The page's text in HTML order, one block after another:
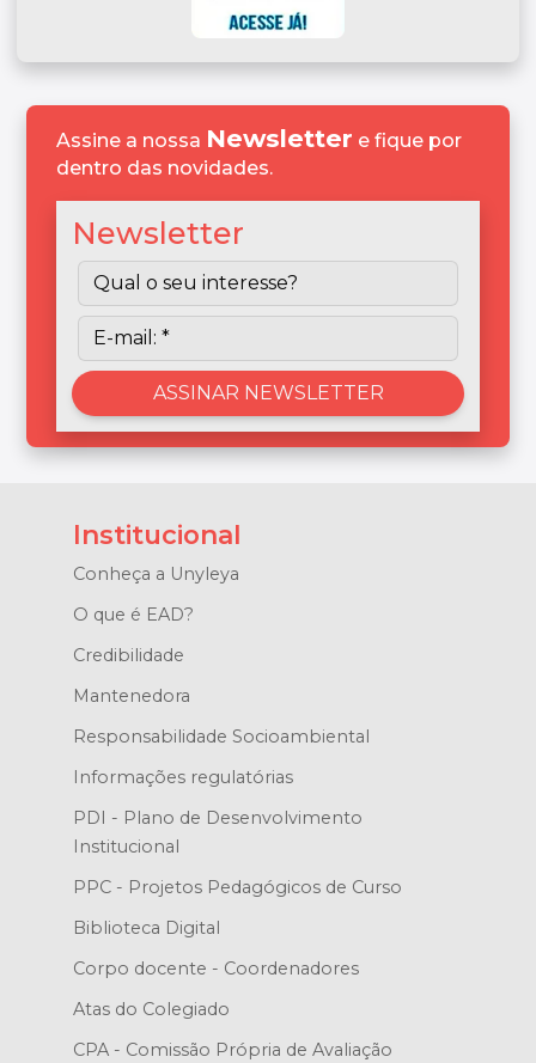
Assine a nossa Newsletter e fique por
dentro das novidades.
Newsletter
Institucional
Conheça a Unyleya
O que é EAD?
Credibilidade
Mantenedora
Responsabilidade Socioambiental
Informações regulatórias
PDI - Plano de Desenvolvimento
Institucional
PPC - Projetos Pedagógicos de Curso
Biblioteca Digital
Corpo docente - Coordenadores
Atas do Colegiado
CPA - Comissão Própria de Avaliação